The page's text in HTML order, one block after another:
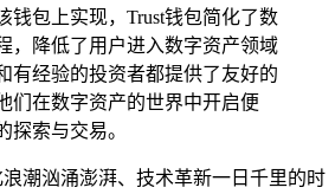
钱包上实现，Trust钱包简化了数
，降低了用户进入数字资产领域
有经验的投资者都提供了友好的
们在数字资产的世界中开启便
探索与交易。
潮汹涌澎湃、技术革新一日千里的时